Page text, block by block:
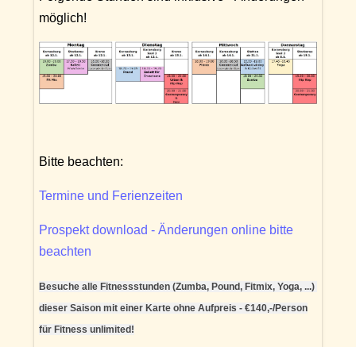
möglich!
Bitte beachten:
Termine und Ferienzeiten
Prospekt download - Änderungen online bitte
beachten
Besuche alle Fitnessstunden (Zumba, Pound, Fitmix, Yoga, ...)
dieser Saison mit einer Karte ohne Aufpreis - €140,-/Person
für Fitness unlimited!